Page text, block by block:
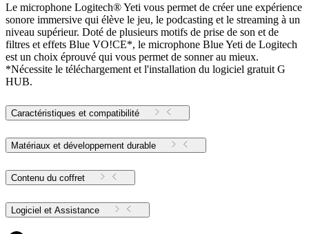
Le microphone Logitech® Yeti vous permet de créer une expérience
sonore immersive qui élève le jeu, le podcasting et le streaming à un
niveau supérieur. Doté de plusieurs motifs de prise de son et de
filtres et effets Blue VO!CE*, le microphone Blue Yeti de Logitech
est un choix éprouvé qui vous permet de sonner au mieux.
*Nécessite le téléchargement et l'installation du logiciel gratuit G
HUB.
Caractéristiques et compatibilité
Matériaux et développement durable
Contenu du coffret
Logiciel et Assistance